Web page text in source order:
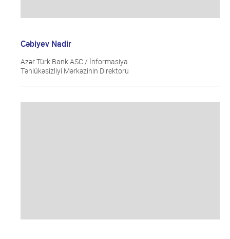
Cəbiyev Nadir
Azər Türk Bank ASC / İnformasiya
Təhlükəsizliyi Mərkəzinin Direktoru